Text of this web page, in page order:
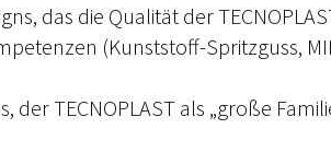
das die Qualität der
(Kunststoff-Spritzguss,
TECNOPLAST als „große